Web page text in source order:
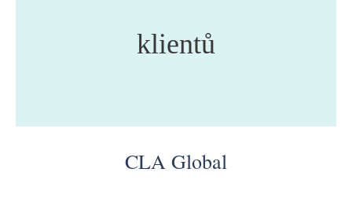
klientů
CLA Global